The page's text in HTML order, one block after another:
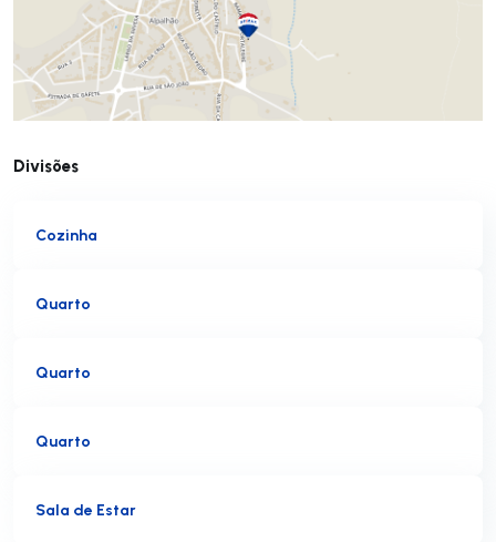
Divisões
Cozinha
Quarto
Quarto
Quarto
Sala de Estar